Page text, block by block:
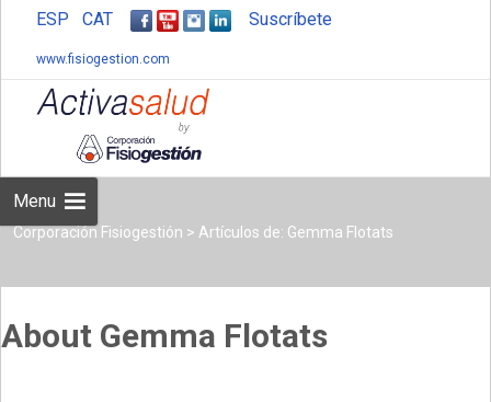
ESP CAT Suscríbete
www.fisiogestion.com
Menu
Corporación Fisiogestión > Artículos de: Gemma Flotats
About Gemma Flotats